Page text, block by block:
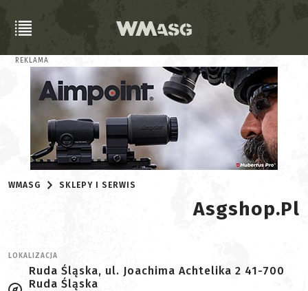
REKLAMA
WMASG SKLEPY I SERWIS
Asgshop.pl
LOKALIZACJA
Ruda Śląska, ul. Joachima Achtelika 2 41-700
Ruda Śląska